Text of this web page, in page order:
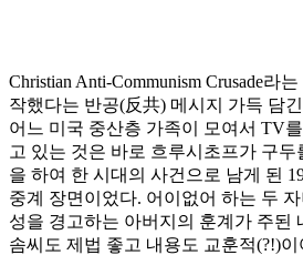
Christian Anti-Communism Crusade라
작했다는 반공(反共) 메시지 가득 담
어느 미국 중산층 가족이 모여서 TV
고 있는 것은 바로 흐루시초프가 구
을 하여 한 시대의 사건으로 남게 된
중계 장면이었다. 어이없어 하는 두
성을 경고하는 아버지의 훈계가 주된
솜씨도 제법 좋고 내용도 교훈적(?!)